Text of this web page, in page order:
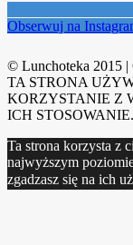
Obserwuj na
© Lunchoteka 2015 |
TA STRONA
KORZYSTANIE Z
ICH STOSOWANIE.
Ta strona korzysta z
najwyższym
zgadzasz się na ich